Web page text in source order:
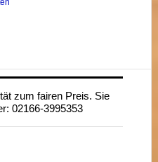
zum fairen Preis. Sie
02166-3995353